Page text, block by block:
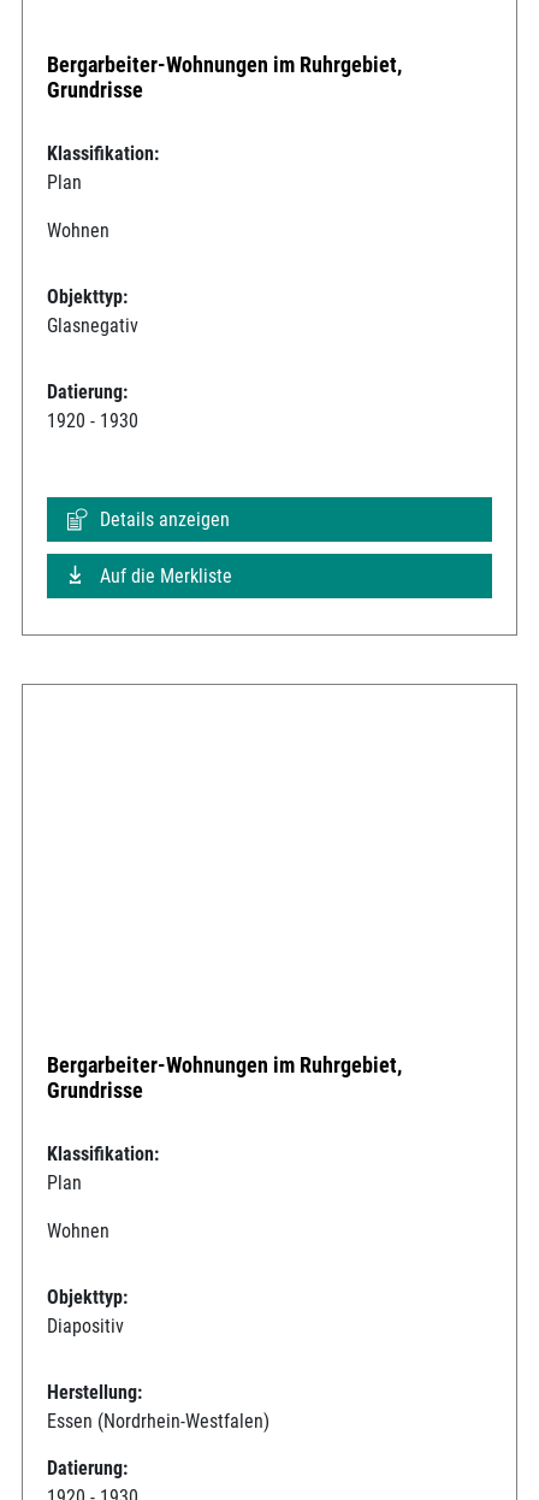
Bergarbeiter-Wohnungen im Ruhrgebiet,
Grundrisse
Klassifikation:
Plan
Wohnen
Objekttyp:
Glasnegativ
Datierung:
1920 - 1930
Details anzeigen
Auf die Merkliste
Bergarbeiter-Wohnungen im Ruhrgebiet,
Grundrisse
Klassifikation:
Plan
Wohnen
Objekttyp:
Diapositiv
Herstellung:
Essen (Nordrhein-Westfalen)
Datierung: